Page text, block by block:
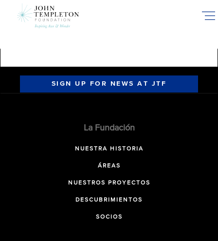
SIGN UP FOR NEWS AT JTF
La Fundación
NUESTRA HISTORIA
ÁREAS
NUESTROS PROYECTOS
DESCUBRIMIENTOS
SOCIOS